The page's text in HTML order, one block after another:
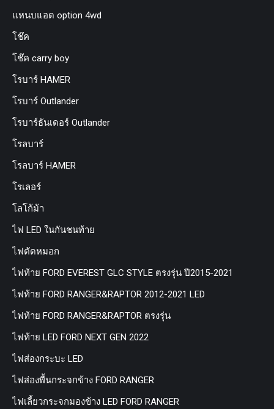
แหนบแอด option 4wd
โช๊ค
โช๊ค carry boy
โรบาร์ HAMER
โรบาร์ Outlander
โรบาร์ธันเดอร์ Outlander
โรลบาร์
โรลบาร์ HAMER
โรเลอร์
โลโก้ม้า
ไฟ LED ในกันชนท้าย
ไฟตัดหมอก
ไฟท้าย FORD EVEREST GLC STYLE ตรงรุ่น ปี2015-2021
ไฟท้าย FORD RANGER&RAPTOR 2012-2021 LED
ไฟท้าย FORD RANGER&RAPTOR ตรงรุ่น
ไฟท้าย LED FORD NEXT GEN 2022
ไฟส่องกระบะ LED
ไฟส่องพื้นกระจกข้าง FORD RANGER
ไฟเลี้ยวกระจกมองข้าง LED FORD RANGER